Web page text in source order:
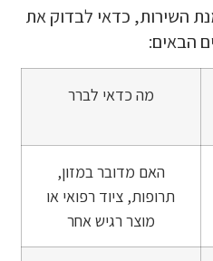
השירות, כדאי לבדוק את
הבאים:
מה כדאי לברר
האם מדובר במזון,
תרופות, ציוד רפואי או
מוצר רגיש אחר